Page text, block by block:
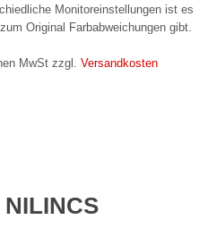
Monitoreinstellungen ist es
Original Farbabweichungen gibt.
MwSt zzgl. Versandkosten